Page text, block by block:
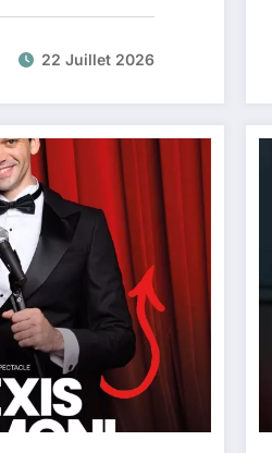
22 Juillet 2026